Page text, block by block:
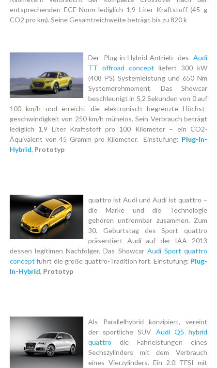
entsprechenden ECE-Norm lediglich 1,9 Liter Kraftstoff (45 g
CO2 pro km). Seine Gesamtreichweite beträgt bis zu 820 k
Der Plug-in-Hybrid-Antrieb des Audi
TT offroad concept liefert 300 kW
(408 PS) Systemleistung und 650 Nm
Systemdrehmoment. Das Showcar
beschleunigt in 5,2 Sekunden von 0 auf
100 km/h und erreicht die elektronisch begrenzte Höchst-
geschwindigkeit von 250 km/h mühelos. Sein Verbrauch beträgt
lediglich 1,9 Liter Kraftstoff pro 100 Kilometer – ein CO2-
Äquivalent von 45 Gramm pro Kilometer. Einstufung: Plug-In-
Hybrid, Prototyp
quattro ist Audi und Audi ist quattro –
die Marke und die Technologie
gehören untrennbar zusammen. Zum
30. Geburtstag des Sport quattro
präsentiert Audi auf der IAA 2013
dessen legitimen Nachfolger. Das Showcar Audi Sport quattro
concept führt die große quattro-Tradition fort. Einstufung: Plug-
In-Hybrid, Prototyp
Als Parallelhybrid konzipiert, vereint
der sportliche SUV Audi Q5 hybrid
quattro die Fahrleistungen eines
Sechszylinders mit dem Verbrauch
eines Vierzylinders. Ein 2.0 TFSI mit